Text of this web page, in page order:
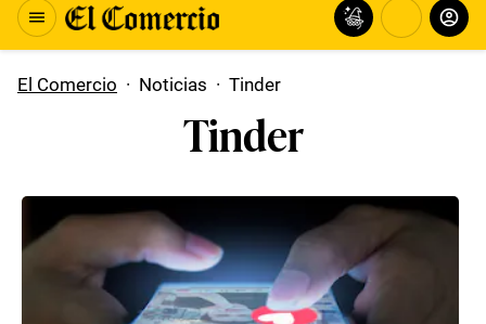
El Comercio · Noticias · Tinder
Tinder